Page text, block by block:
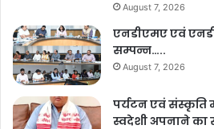
August 7, 2026
एनडीएमए एवं
सम्पन्न…..
August 7, 2026
पर्यटन एवं संस्कृति
स्वदेशी अपनाने का